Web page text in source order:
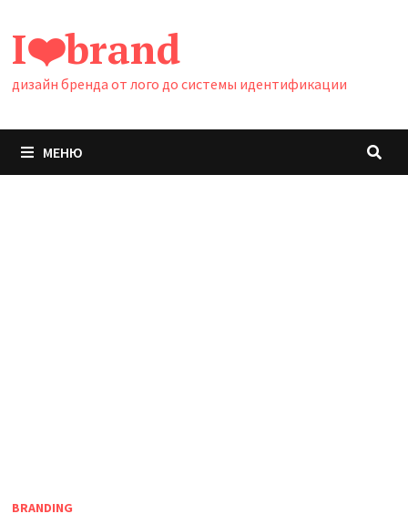
содержимому
I❤️brand
дизайн бренда от лого до системы идентификации
МЕНЮ
BRANDING